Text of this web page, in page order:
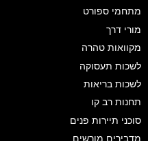
מתחמי ספורט
מורי דרך
מקוואות טהרה
לשכות תעסוקה
לשכות בריאות
תחנות רב קו
סוכני תיירות פנים
מדבירים מורשים